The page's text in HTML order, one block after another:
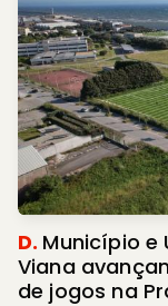
D. Município e
Viana
de jogos na